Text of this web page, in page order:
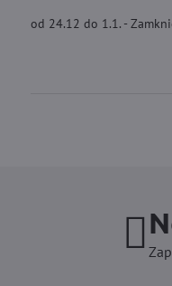
od 24.12 do 1.1. -